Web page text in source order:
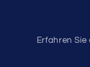
Erfahren